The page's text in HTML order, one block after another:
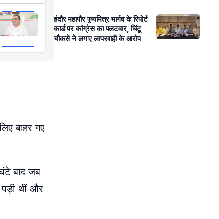
बाहर गए
बाद जब
पड़ी थीं और
इंदौर महापौर पुष्यमित्र भार्गव के रिपोर्ट
कार्ड पर कांग्रेस का पलटवार, चिंटू
चौकसे ने लगाए लापरवाही के आरोप